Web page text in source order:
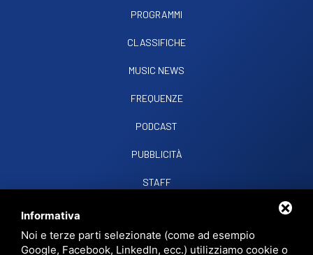
PROGRAMMI
CLASSIFICHE
MUSIC NEWS
FREQUENZE
PODCAST
PUBBLICITÀ
STAFF
Informativa
Noi e terze parti selezionate (come ad esempio
Google, Facebook, LinkedIn, ecc.) utilizziamo cookie o